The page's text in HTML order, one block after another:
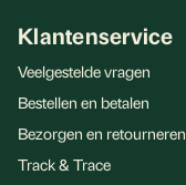
Klantenservice
Veelgestelde vragen
Bestellen en betalen
Bezorgen en retourneren
Track & Trace